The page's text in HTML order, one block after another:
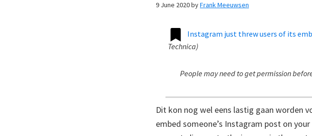
9 June 2020byFrank Meeuwsen
Instagram just threw users of its
Technica)
People may need to get permission
Dit kon nog wel eens lastig gaan
embed someone’s Instagram post on